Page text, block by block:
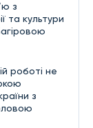
з
та культури
роботі не
з